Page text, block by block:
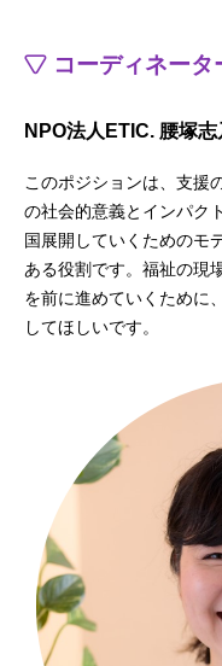
コーディネータ
NPO法人ETIC. 腰塚志
このポジションは、支援
の社会的意義とインパク
国展開していくためのモ
ある役割です。福祉の現
を前に進めていくために
してほしいです。